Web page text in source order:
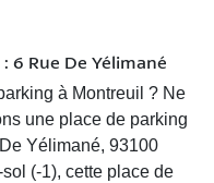
6 Rue De Yélimané
à Montreuil ? Ne
une place de parking
Yélimané, 93100
(-1), cette place de